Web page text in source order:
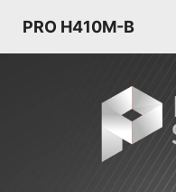
PRO H410M-B